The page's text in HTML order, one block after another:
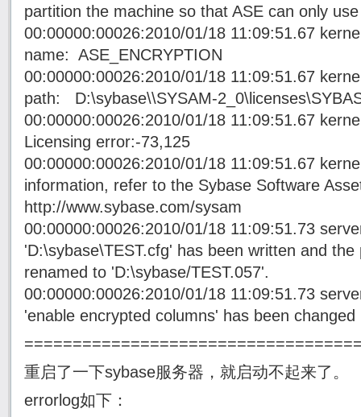
partition the machine so that ASE can only
00:00000:00026:2010/01/18 11:09:51.67
name: ASE_ENCRYPTION
00:00000:00026:2010/01/18 11:09:51.67
path: D:\sybase\\SYSAM-
00:00000:00026:2010/01/18 11:09:51.67
Licensing error:-73,125
00:00000:00026:2010/01/18 11:09:51.67
information, refer to the Sybase Software
http://www.sybase.com/sysam
00:00000:00026:2010/01/18 11:09:51.73
'D:\sybase\TEST.cfg' has been written and
renamed to 'D:\sybase/TEST.057'.
00:00000:00026:2010/01/18 11:09:51.73
'enable encrypted columns' has been
重启了一下sybase服务器，就启动不起来了。
errorlog如下：